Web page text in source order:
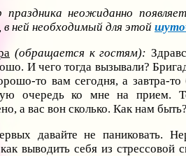
праздника неожиданно
в ней необходимый для этой
(обращается к гостям):
И чего тогда вызывали?
то вам сегодня, а завтра-
очередь ко мне на прием.
а вас вон сколько. Как нам
давайте не паниковать.
выводить себя из стрессовой